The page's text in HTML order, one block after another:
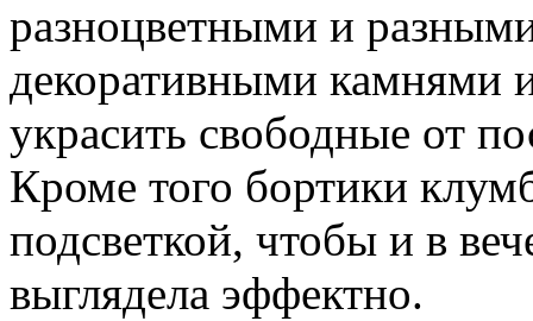
разноцветными и
декоративными
украсить свободные от
Кроме того бортики
подсветкой, чтобы и в
выглядела эффектно.